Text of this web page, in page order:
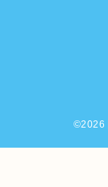
©2026